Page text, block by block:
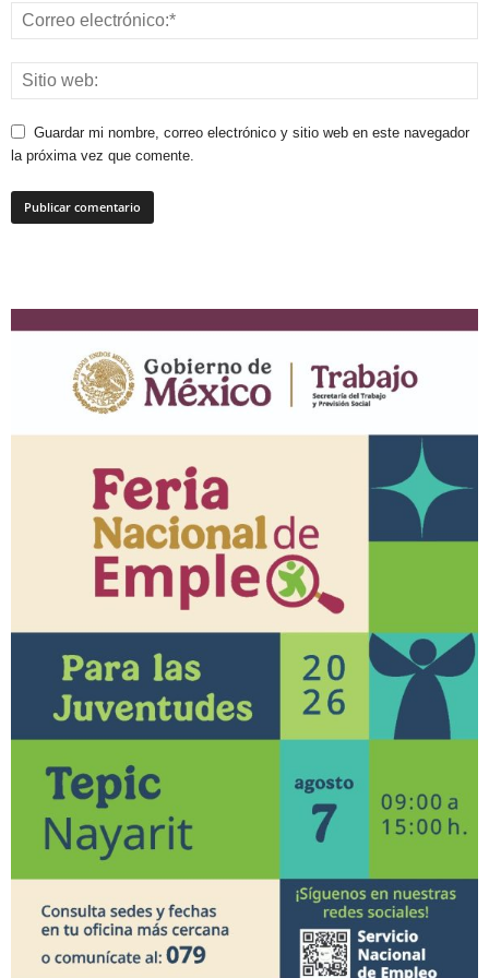
Guardar mi nombre, correo electrónico y sitio web en este navegador
la próxima vez que comente.